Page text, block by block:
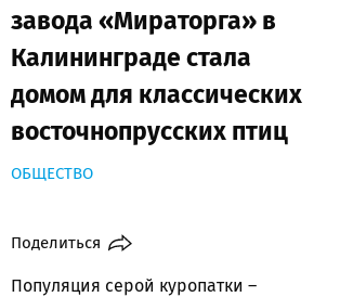
завода «Мираторга» в
Калининграде стала
домом для классических
восточнопрусских птиц
ОБЩЕСТВО
Поделиться
Популяция серой куропатки –